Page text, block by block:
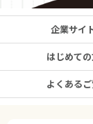
企業サイ
はじめて
よくある